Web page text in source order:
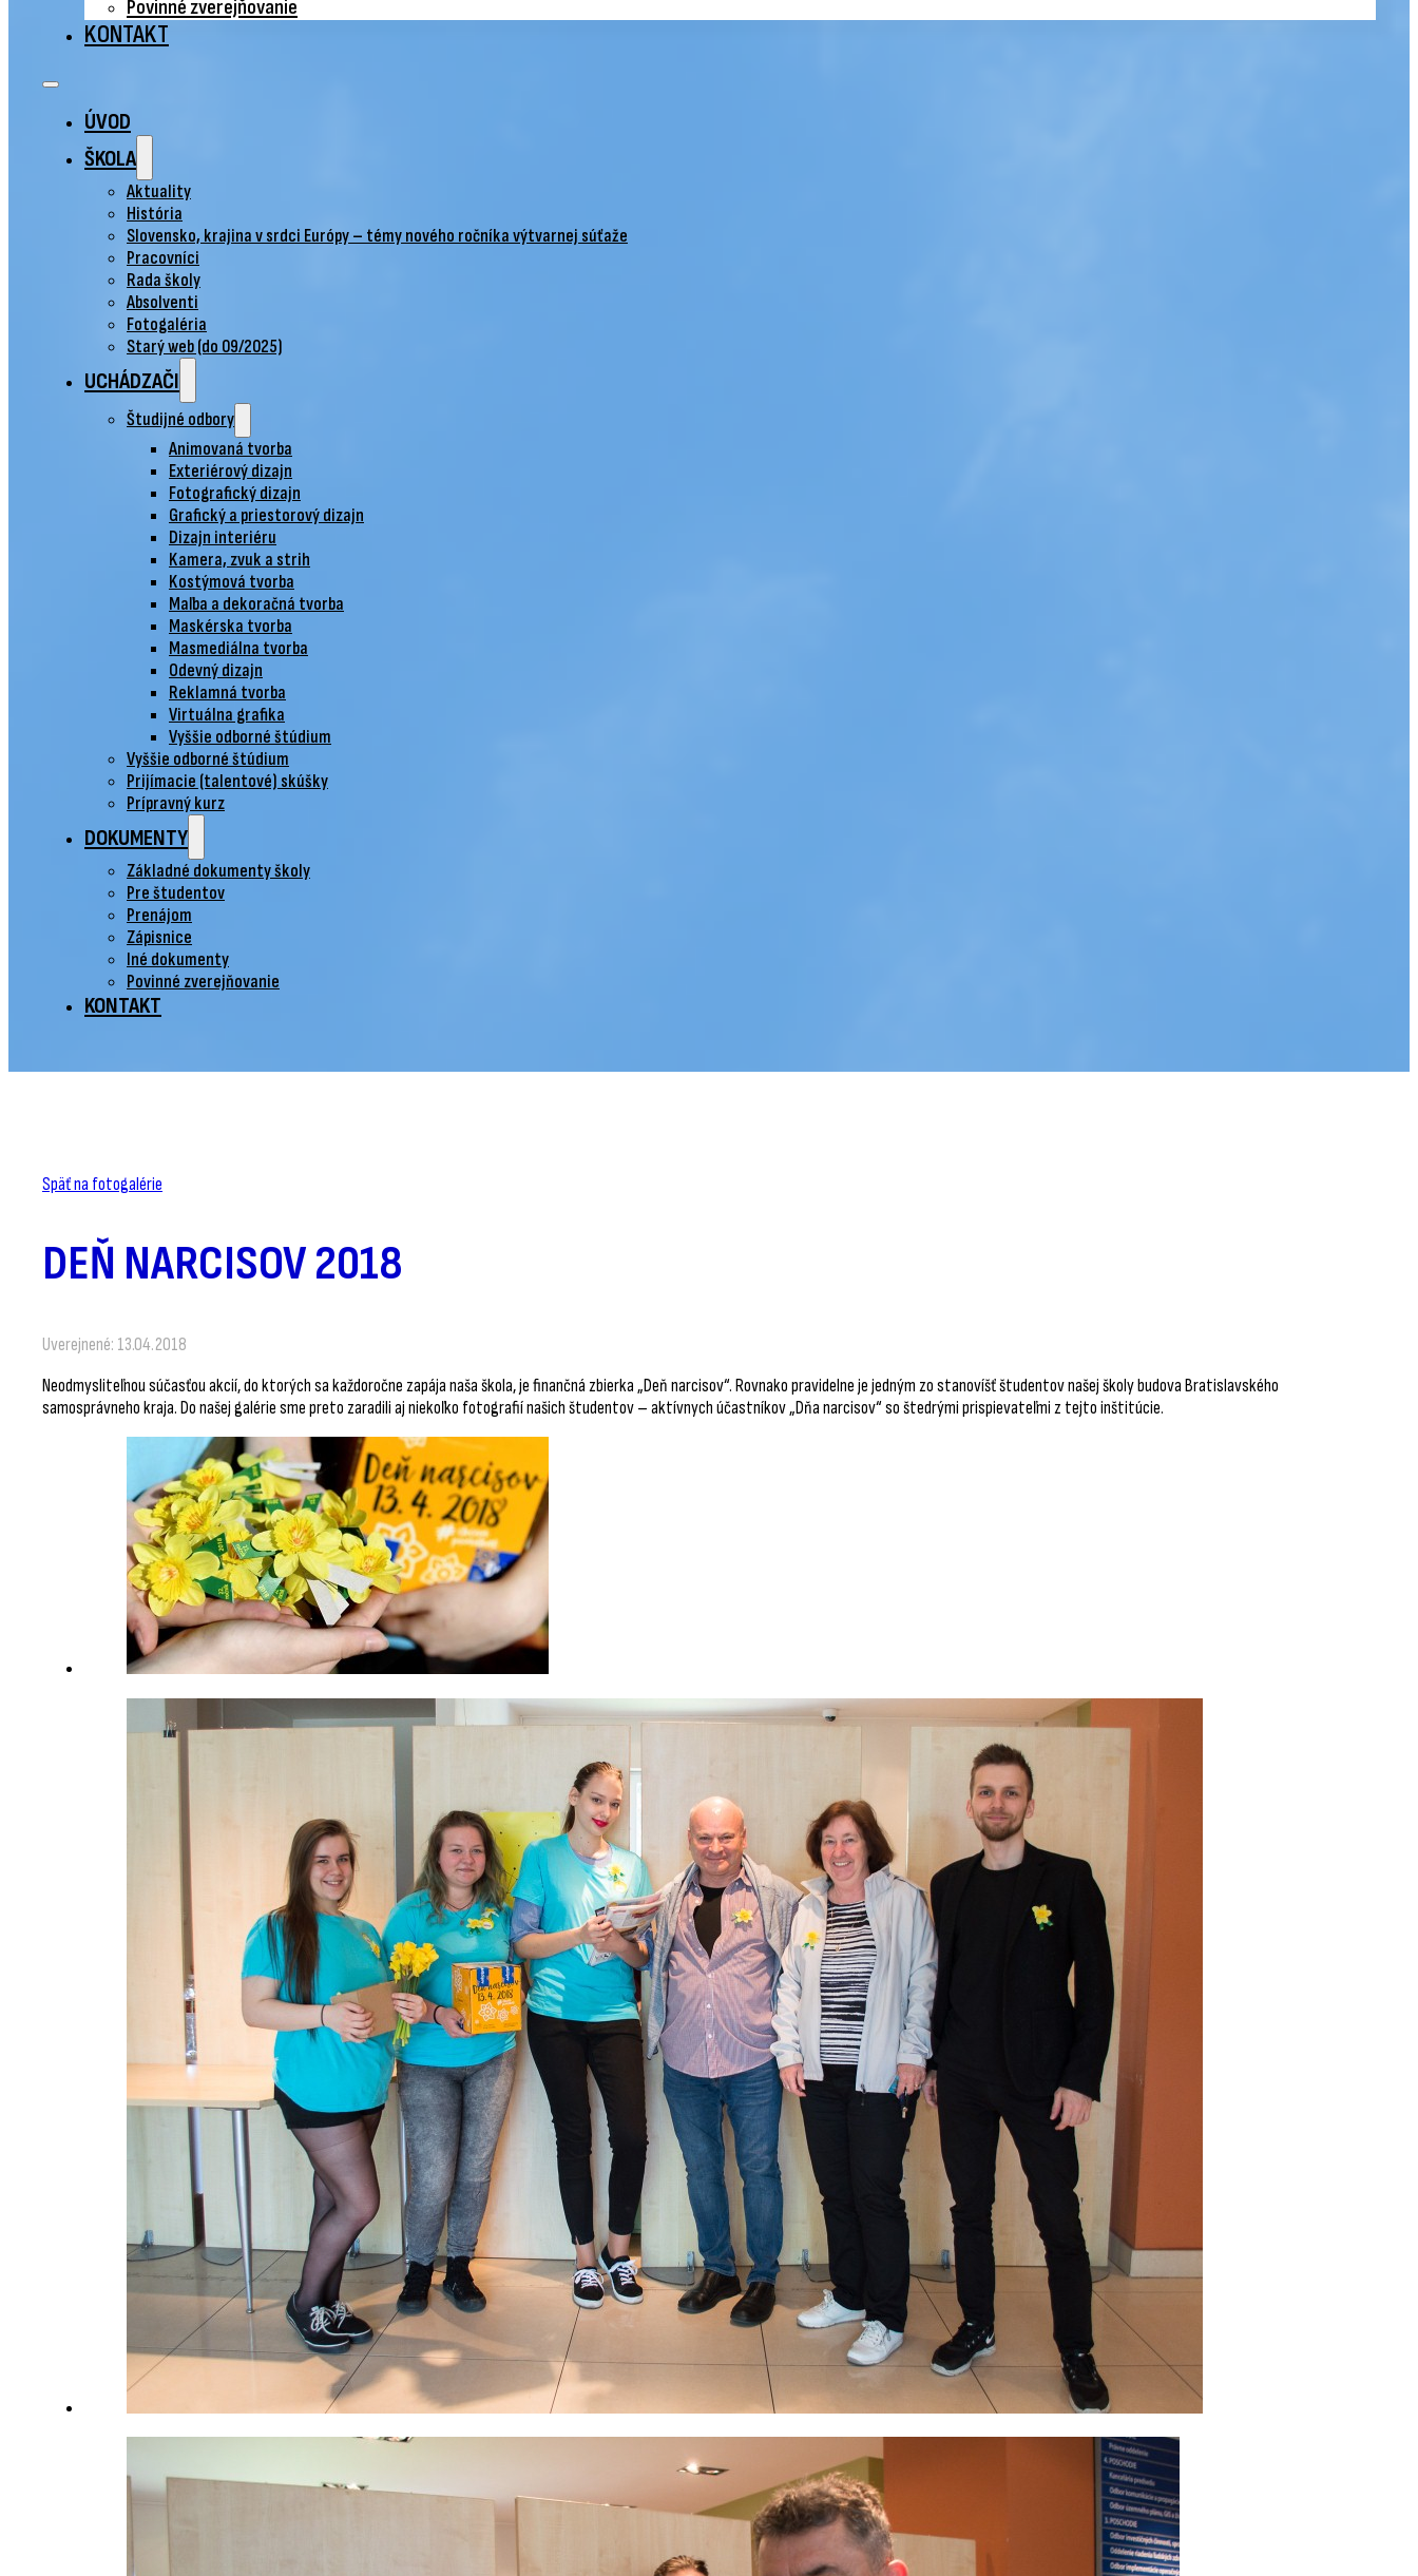
Povinné zverejňovanie
KONTAKT
ÚVOD
ŠKOLA
Aktuality
História
Slovensko, krajina v srdci Európy – témy nového ročníka výtvarnej súťaže
Pracovníci
Rada školy
Absolventi
Fotogaléria
Starý web (do 09/2025)
UCHÁDZAČI
Študijné odbory
Animovaná tvorba
Exteriérový dizajn
Fotografický dizajn
Grafický a priestorový dizajn
Dizajn interiéru
Kamera, zvuk a strih
Kostýmová tvorba
Maľba a dekoračná tvorba
Maskérska tvorba
Masmediálna tvorba
Odevný dizajn
Reklamná tvorba
Virtuálna grafika
Vyššie odborné štúdium
Vyššie odborné štúdium
Prijímacie (talentové) skúšky
Prípravný kurz
DOKUMENTY
Základné dokumenty školy
Pre študentov
Prenájom
Zápisnice
Iné dokumenty
Povinné zverejňovanie
KONTAKT
Späť na fotogalérie
DEŇ NARCISOV 2018
Uverejnené: 13.04.2018
Neodmysliteľnou súčasťou akcií, do ktorých sa každoročne zapája naša škola, je finančná zbierka „Deň narcisov“. Rovnako pravidelne je jedným zo stanovíšť študentov našej školy budova Bratislavského
samosprávneho kraja. Do našej galérie sme preto zaradili aj niekoľko fotografií našich študentov – aktívnych účastníkov „Dňa narcisov“ so štedrými prispievateľmi z tejto inštitúcie.